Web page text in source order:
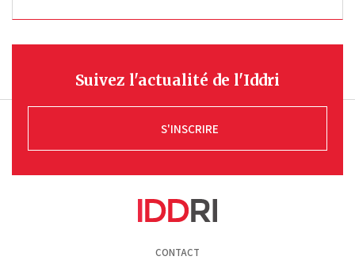
Suivez l'actualité de l'Iddri
S'INSCRIRE
CONTACT